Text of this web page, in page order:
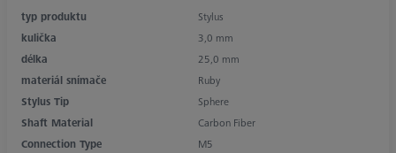
typ produktu
Stylus
kulička
3,0 mm
délka
25,0 mm
materiál snímače
Ruby
Stylus Tip
Sphere
Shaft Material
Carbon Fiber
Connection Type
M5